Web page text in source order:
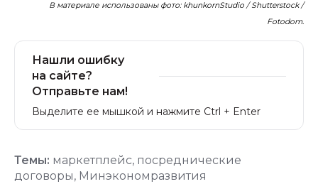
В материале использованы фото: khunkornStudio / Shutterstock /
Fotodom.
Нашли ошибку
на сайте?
Отправьте нам!
Выделите ее мышкой и нажмите Ctrl + Enter
Темы: маркетплейс, посреднические
договоры, Минэкономразвития